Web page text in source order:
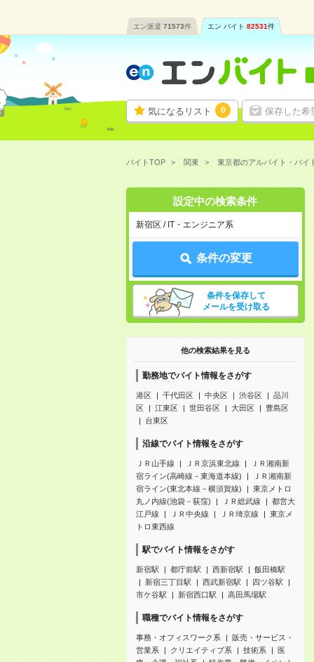
エン派遣 71573件 エン バイト 82531件
気になるリスト 0 保存した希
バイトTOP 関東 東京都のアルバイト・バイ
設定中の検索条件
新宿区 / IT・エンジニア系
条件の変更
条件を保存して
メールを受け取る
他の検索結果を見る
勤務地でバイト情報をさがす
港区 千代田区 中央区 渋谷区
品川
区
江東区 世田谷区 大田区
豊島区
台東区
沿線でバイト情報をさがす
ＪＲ山手線 ＪＲ京浜東北線
ＪＲ湘南新
宿ライン(高崎線－東海道本線)
ＪＲ湘南新
宿ライン(東北本線－横須賀線)
東京メトロ
丸ノ内線(池袋－荻窪)
ＪＲ総武線
都営大
江戸線
ＪＲ中央線 ＪＲ埼京線
東京メ
トロ東西線
駅でバイト情報をさがす
新宿駅 都庁前駅 西新宿駅
飯田橋駅
新宿三丁目駅
西武新宿駅
四ツ谷駅
市ケ谷駅
新宿西口駅 高田馬場駅
職種でバイト情報をさがす
事務・オフィスワーク系
販売・サービス・
営業系
クリエイティブ系 技術系
医